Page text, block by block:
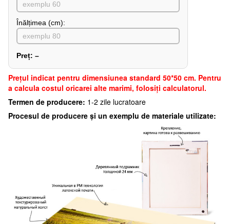
Înălțimea (cm):
Preț: –
Preţul indicat pentru dimensiunea standard 50*50 cm. Pentru
a calcula costul oricarei alte marimi, folosiți calculatorul.
Termen de producere: 1-2 zile lucratoare
Procesul de producere și un exemplu de materiale utilizate: